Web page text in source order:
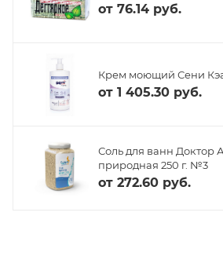
от 76.14 руб.
Крем моющий Сени Кэа
от 1 405.30 руб.
Соль для ванн Доктор
природная 250 г. №3
от 272.60 руб.